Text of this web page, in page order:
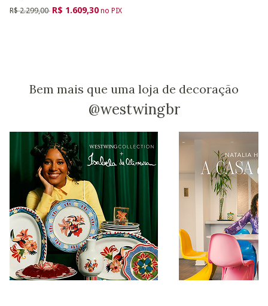
Preço reduzido de
R$ 2.299,00 para
R$ 1.609,30no PIX
Bem mais que uma loja de decoração
@westwingbr